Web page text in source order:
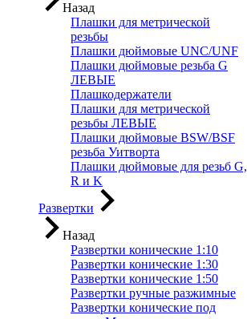
Назад
Плашки для метрической
резьбы
Плашки дюймовые UNC/UNF
Плашки дюймовые резьба G
ЛЕВЫЕ
Плашкодержатели
Плашки для метрической
резьбы ЛЕВЫЕ
Плашки дюймовые BSW/BSF
резьба Уитворта
Плашки дюймовые для резьб G,
R и K
Развертки
Назад
Развертки конические 1:10
Развертки конические 1:30
Развертки конические 1:50
Развертки ручные разжимные
Развертки конические под